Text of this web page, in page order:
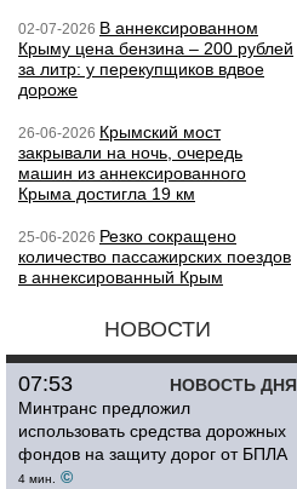
02-07-2026 В аннексированном
Крыму цена бензина – 200 рублей
за литр: у перекупщиков вдвое
дороже
26-06-2026 Крымский мост
закрывали на ночь, очередь
машин из аннексированного
Крыма достигла 19 км
25-06-2026 Резко сокращено
количество пассажирских поездов
в аннексированный Крым
НОВОСТИ
НОВОСТЬ ДНЯ
07:53
Минтранс предложил
использовать средства дорожных
фондов на защиту дорог от БПЛА
4 мин. ©